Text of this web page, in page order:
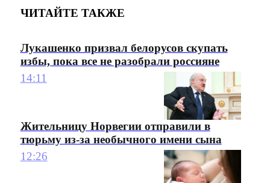
ЧИТАЙТЕ ТАКЖЕ
Лукашенко призвал белорусов скупать
избы, пока все не разобрали россияне
14:11
Жительницу Норвегии отправили в
тюрьму из-за необычного имени сына
12:26